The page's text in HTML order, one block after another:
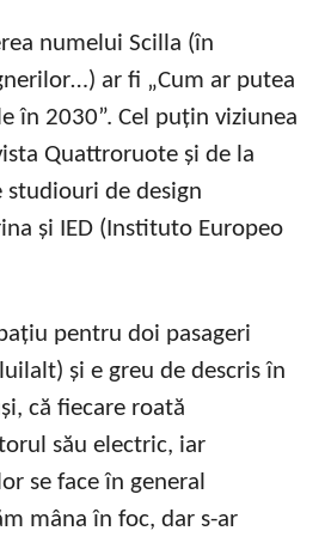
numelui Scilla (în
ar fi „Cum ar putea
în 2030”. Cel puțin viziunea
Quattroruote și de la
de design
și IED (Instituto Europeo
pentru doi pasageri
și e greu de descris în
că fiecare roată
său electric, iar
se face în general
mâna în foc, dar s-ar